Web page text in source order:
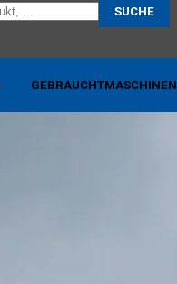
SUCHE
GEBRAUCHTMASCHINEN